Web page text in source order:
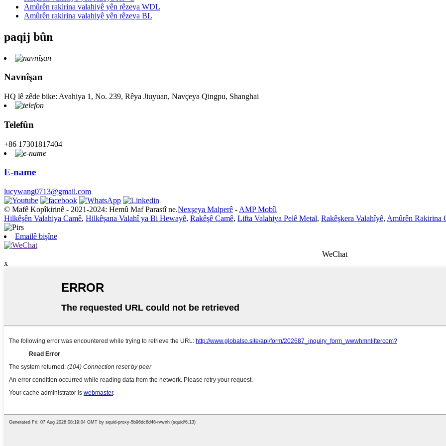
Amûrên rakirina valahiyê yên rêzeya WDL
Amûrên rakirina valahiyê yên rêzeya BL
paqij bûn
Navnîşan
HQ lê zêde bike: Avahiya 1, No. 239, Rêya Jiuyuan, Navçeya Qingpu, Shanghai
Telefûn
+86 17301817404
E-name
lucywang0713@gmail.com
© Mafê Kopîkirinê - 2021-2024: Hemû Maf Parastî ne.Nexşeya Malperê - AMP Mobîl
Hilkêşên Valahiya Camê, Hilkêşana Valahî ya Bi Hewayê, Rakêşê Camê, Lifta Valahiya Pelê Metal, Rakêşkera Valahîyê, Amûrên Rakirina
Emailê bişîne
WeChat
x